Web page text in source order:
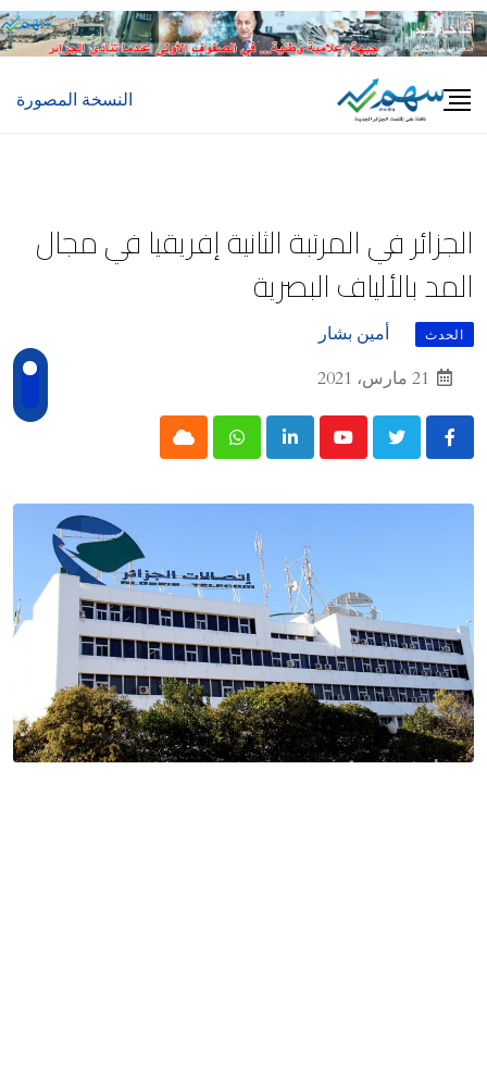
Skip
to
النسخة المصورة
الجزائر في المرتبة الثانية إفريقيا في مجال
المد بالألياف البصرية
الحدث
أمين بشار
21 مارس، 2021
Youtube
LinkedIn
Whatsapp
Cloud